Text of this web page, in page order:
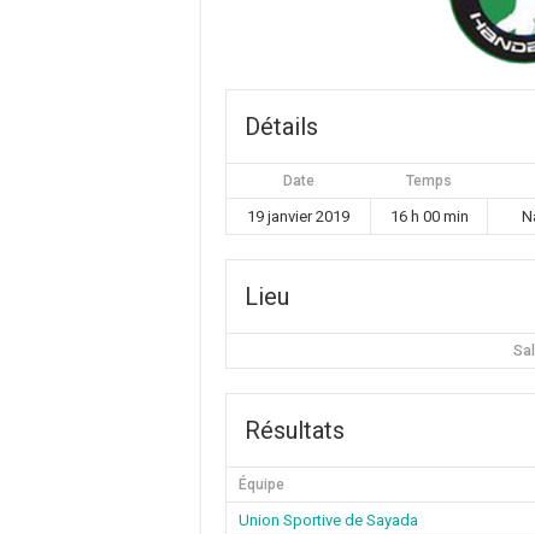
Détails
Date Temps
19 janvier 2019 16 h 00 min
Lieu
Résultats
Équipe
Union Sportive de Sayada